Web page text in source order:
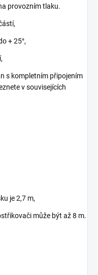
provozním tlaku.
+ 25°,
s kompletním připojením
v souvisejících
je 2,7 m,
může být až 8 m.